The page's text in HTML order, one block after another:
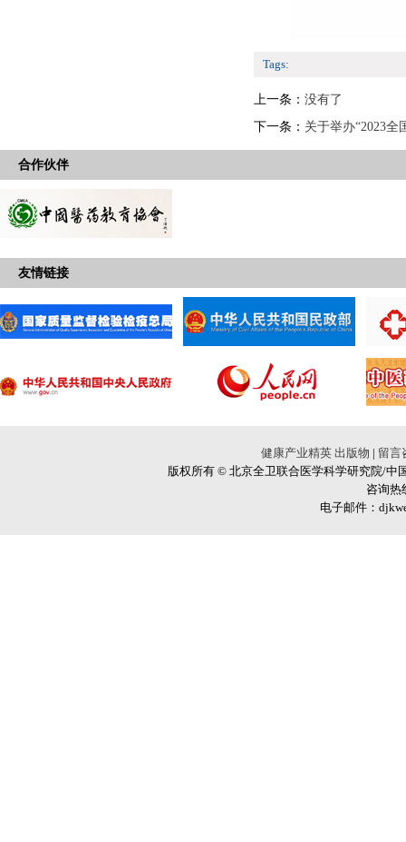
Tags:
上一条： 没有了
下一条： 关于举办“2023全
合作伙伴
友情链接
健康产业精英 出版物 | 留言
版权所有 © 北京全卫联合医学科学研究院/中
咨询热
电子邮件：